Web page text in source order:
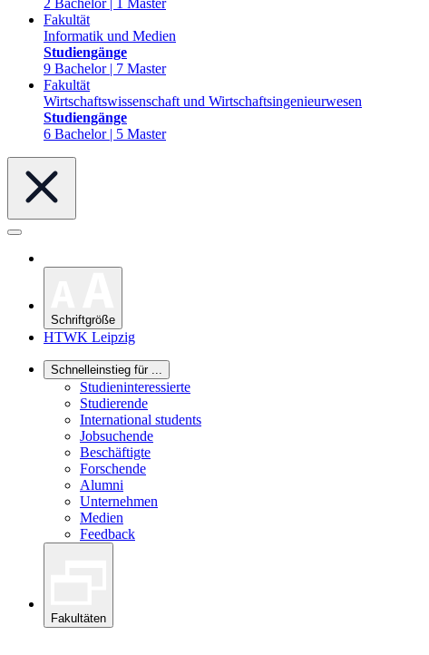
2 Bachelor | 1 Master
Fakultät
Informatik und Medien
Studiengänge
9 Bachelor | 7 Master
Fakultät
Wirtschaftswissenschaft und Wirtschaftsingenieurwesen
Studiengänge
6 Bachelor | 5 Master
Schriftgröße
HTWK Leipzig
Schnelleinstieg für ...
Studieninteressierte
Studierende
International students
Jobsuchende
Beschäftigte
Forschende
Alumni
Unternehmen
Medien
Feedback
Fakultäten